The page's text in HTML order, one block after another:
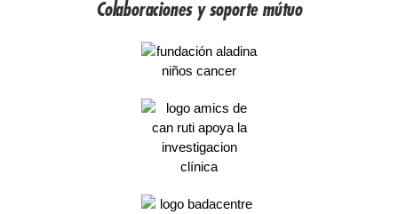
Colaboraciones y soporte mútuo